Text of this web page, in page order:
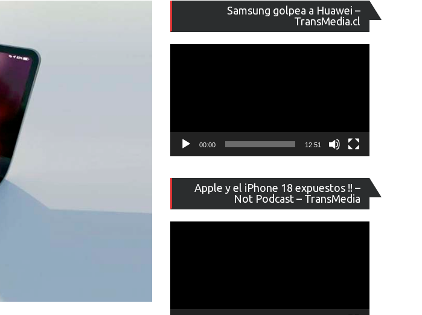
Samsung golpea a Huawei –
TransMedia.cl
de
vídeo
00:00 12:51
Apple y el iPhone 18 expuestos !! –
Not Podcast – TransMedia
de
vídeo